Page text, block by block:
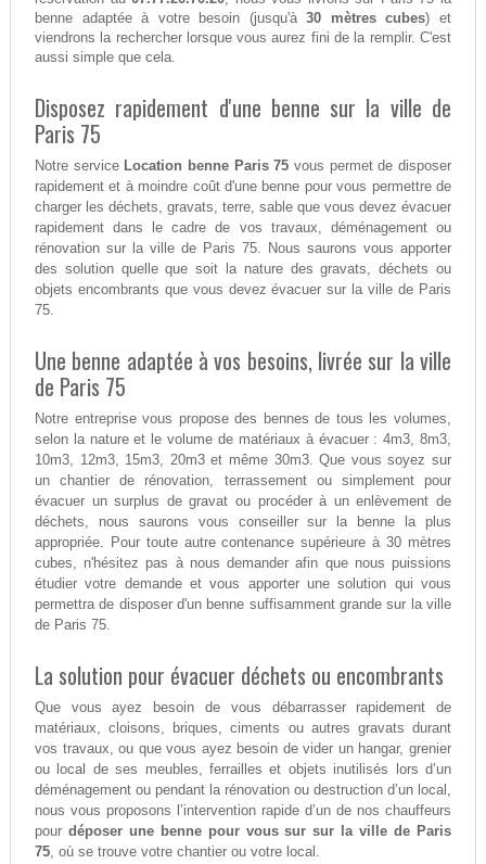
benne adaptée à votre besoin (jusqu'à30 mètres cubes) et
viendrons la rechercher lorsque vous aurez fini de la remplir. C'est
aussi simple que cela.
Disposez rapidement d'une benne sur la ville de
Paris 75
Notre service Location benne Paris 75 vous permet de disposer
rapidement et à moindre coût d'une benne pour vous permettre de
charger les déchets, gravats, terre, sable que vous devez évacuer
rapidement dans le cadre de vos travaux, déménagement ou
rénovation sur la ville de Paris 75. Nous saurons vous apporter
des solution quelle que soit la nature des gravats, déchets ou
objets encombrants que vous devez évacuer sur la ville de Paris
75.
Une benne adaptée à vos besoins, livrée sur la ville
de Paris 75
Notre entreprise vous propose des bennes de tous les volumes,
selon la nature et le volume de matériaux à évacuer : 4m3, 8m3,
10m3, 12m3, 15m3, 20m3 et même 30m3. Que vous soyez sur
un chantier de rénovation, terrassement ou simplement pour
évacuer un surplus de gravat ou procéder à un enlèvement de
déchets, nous saurons vous conseiller sur la benne la plus
appropriée. Pour toute autre contenance supérieure à 30 mètres
cubes, n'hésitez pas à nous demander afin que nous puissions
étudier votre demande et vous apporter une solution qui vous
permettra de disposer d'un benne suffisamment grande sur la ville
de Paris 75.
La solution pour évacuer déchets ou encombrants
Que vous ayez besoin de vous débarrasser rapidement de
matériaux, cloisons, briques, ciments ou autres gravats durant
vos travaux, ou que vous ayez besoin de vider un hangar, grenier
ou local de ses meubles, ferrailles et objets inutilisés lors d’un
déménagement ou pendant la rénovation ou destruction d’un local,
nous vous proposons l’intervention rapide d’un de nos chauffeurs
pour déposer une benne pour vous sur sur la ville de Paris
75, où se trouve votre chantier ou votre local.